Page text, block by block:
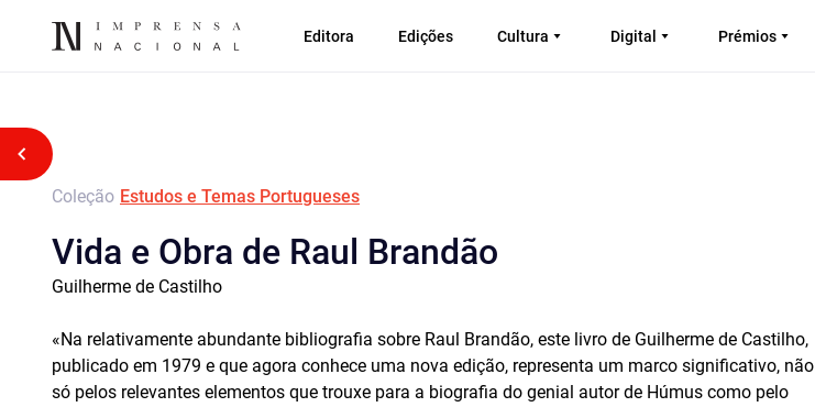
Editora Edições Cultura Digital Prémios
Voltar atrás
Coleção Estudos e Temas Portugueses
Vida e Obra de Raul Brandão
Guilherme de Castilho
«Na relativamente abundante bibliografia sobre Raul Brandão, este livro de Guilherme de Castilho,
publicado em 1979 e que agora conhece uma nova edição, representa um marco significativo, não
só pelos relevantes elementos que trouxe para a biografia do genial autor de Húmus como pelo